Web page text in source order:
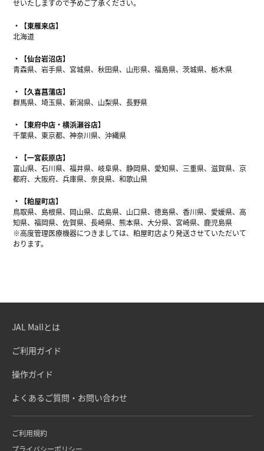
せいたしますので予めご了承ください。
【東雁来店】
北海道
【仙台岩沼店】
青森県、岩手県、宮城県、秋田県、山形県、福島県、茨城県、栃木県
【久喜菖蒲店】
群馬県、埼玉県、新潟県、山梨県、長野県
【東府中店・横浜瀬谷店】
千葉県、東京都、神奈川県、沖縄県
【一宮萩原店】
富山県、石川県、福井県、岐阜県、静岡県、愛知県、三重県、滋賀県、京
都府、大阪府、兵庫県、奈良県、和歌山県
【粕屋町店】
鳥取県、島根県、岡山県、広島県、山口県、徳島県、香川県、愛媛県、高
知県、福岡県、佐賀県、長崎県、熊本県、大分県、宮崎県、鹿児島県
※高度管理医療機器につきましては、粕屋町店より発送させていただいて
おります。
JAL Mallとは
ご利用ガイド
操作ガイド
よくあるご質問・お問い合わせ
ご利用規約
プライバシーポリシー